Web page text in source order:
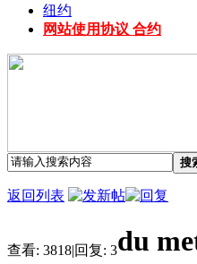
纽约
网站使用协议 合约
搜
返回列表
查看: 3818|回复: 3du